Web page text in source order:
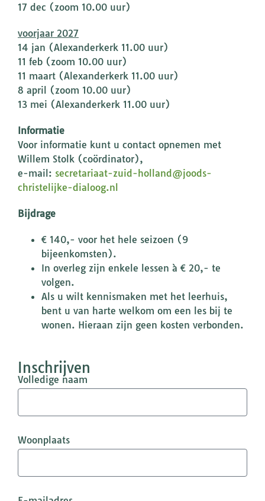
17 dec (zoom 10.00 uur)
voorjaar 2027
14 jan (Alexanderkerk 11.00 uur)
11 feb (zoom 10.00 uur)
11 maart (Alexanderkerk 11.00 uur)
8 april (zoom 10.00 uur)
13 mei (Alexanderkerk 11.00 uur)
Informatie
Voor informatie kunt u contact opnemen met
Willem Stolk (coördinator),
e-mail: secretariaat-zuid-holland@joods-
christelijke-dialoog.nl
Bijdrage
€ 140,- voor het hele seizoen (9
bijeenkomsten).
In overleg zijn enkele lessen à € 20,- te
volgen.
Als u wilt kennismaken met het leerhuis,
bent u van harte welkom om een les bij te
wonen. Hieraan zijn geen kosten verbonden.
Inschrijven
Volledige naam
Woonplaats